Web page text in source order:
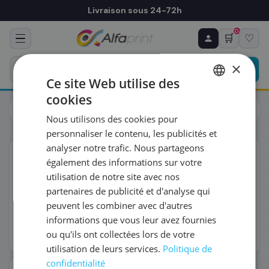
Livraison sous 24-72h
🛒
0
♡
Cartouches
HP 970 / 971XL
capacité, 6 600 pages
ORIGINAL
♻ COMMANDE RÉCURRENTE
Prévoyez & économisez
Programmez votre prochain achat — notre équipe
vous prépare un devis personnalisé
RÉFÉRENCE DU PRODUIT
FRÉQUENCE
QUANTITÉ PAR LIVRAISON
DATE DE PREMIÈRE LIVRAISON SOUHAITÉE
×
Ce site Web utilise des
cookies
Nous utilisons des cookies pour
personnaliser le contenu, les publicités et
analyser notre trafic. Nous partageons
également des informations sur votre
utilisation de notre site avec nos
partenaires de publicité et d'analyse qui
peuvent les combiner avec d'autres
informations que vous leur avez fournies
ou qu'ils ont collectées lors de votre
utilisation de leurs services. Politique de
confidentialité